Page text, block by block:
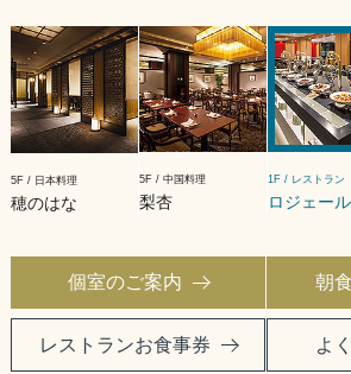
5F / 日本料理
穂のはな
5F / 中国料理
梨杏
1F / レストラン
ロジェール
個室のご案内 朝
レストランお食事券 よ